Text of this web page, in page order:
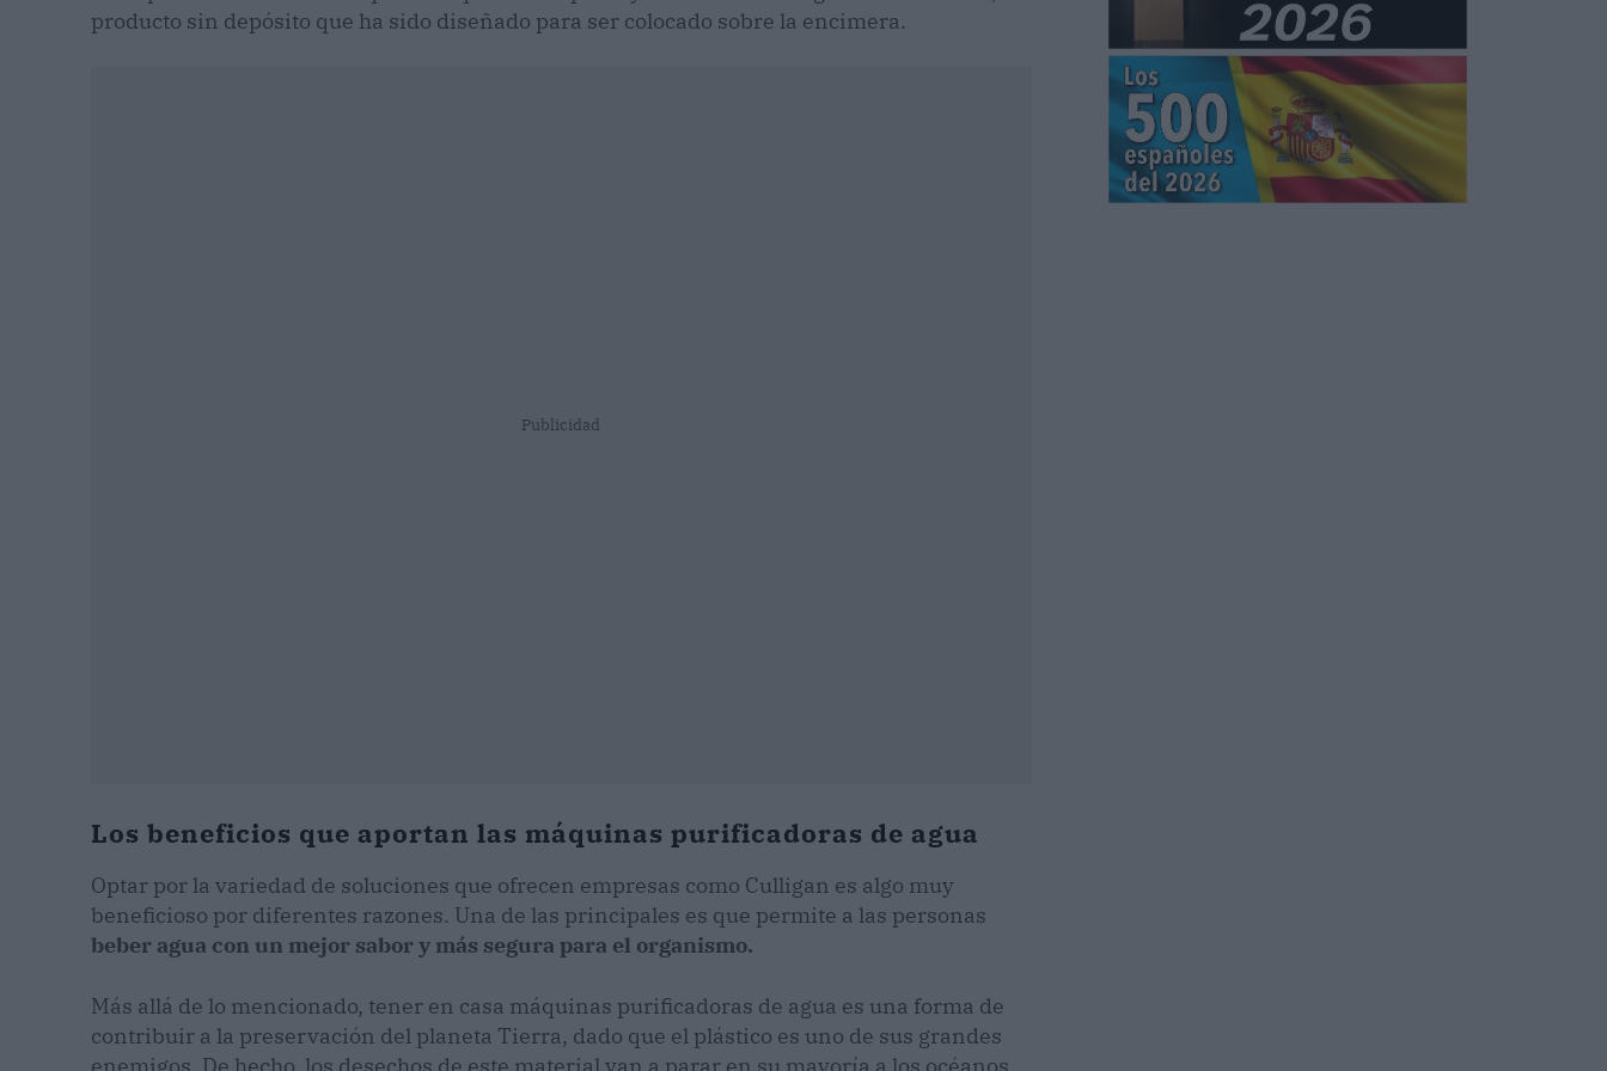
producto sin depósito que ha sido diseñado para ser colocado sobre la encimera.
Publicidad
Los beneficios que aportan las máquinas purificadoras de agua
Optar por la variedad de soluciones que ofrecen empresas como Culligan es algo muy
beneficioso por diferentes razones. Una de las principales es que permite a las personas
beber agua con un mejor sabor y más segura para el organismo.
Más allá de lo mencionado, tener en casa máquinas purificadoras de agua es una forma de
contribuir a la preservación del planeta Tierra, dado que el plástico es uno de sus grandes